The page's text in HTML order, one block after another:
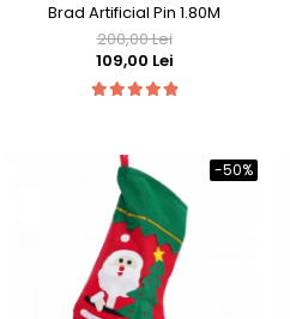
Brad Artificial Pin 1.80M
200,00 Lei
109,00 Lei
-50%